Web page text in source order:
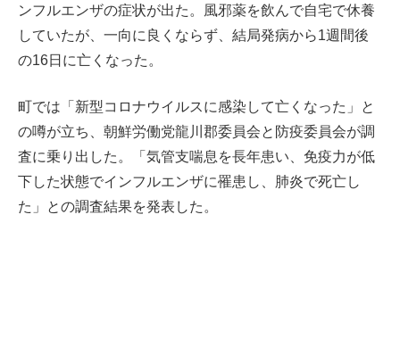
ンフルエンザの症状が出た。風邪薬を飲んで自宅で休養
していたが、一向に良くならず、結局発病から1週間後
の16日に亡くなった。
町では「新型コロナウイルスに感染して亡くなった」と
の噂が立ち、朝鮮労働党龍川郡委員会と防疫委員会が調
査に乗り出した。「気管支喘息を長年患い、免疫力が低
下した状態でインフルエンザに罹患し、肺炎で死亡し
た」との調査結果を発表した。